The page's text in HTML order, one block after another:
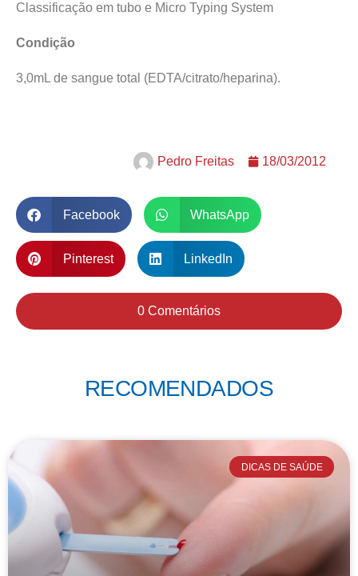
Classificação em tubo e Micro Typing System
Condição
3,0mL de sangue total (EDTA/citrato/heparina).
Pedro Freitas 18/03/2012
Facebook WhatsApp
Pinterest LinkedIn
0 Comentários
RECOMENDADOS
DICAS DE SAÚDE